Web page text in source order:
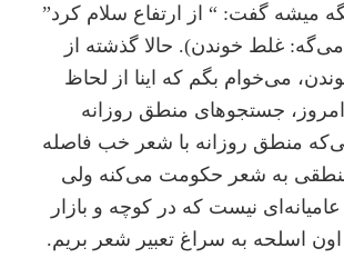
میشه گفت: “ از ارتفاع سلام کرد”
می‌گه: غلط خوندن). حالا گذشته از
می‌خوام بگم که اینا از لحاظ
جستجوهای منطق روزانه
منطق روزانه با شعر خب فاصله‌
منطقی به شعر حکومت می‌کنه ولی
نیست که در کوچه و بازار
اسلحه به سراغ تعبیر شعر بریم.